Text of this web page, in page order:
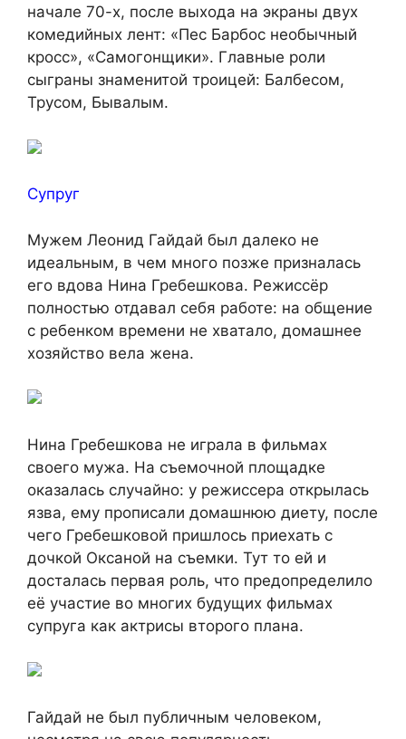
начале 70-х, после выхода на экраны двух
комедийных лент: «Пес Барбос необычный
кросс», «Самогонщики». Главные роли
сыграны знаменитой троицей: Балбесом,
Трусом, Бывалым.
Супруг
Мужем Леонид Гайдай был далеко не
идеальным, в чем много позже призналась
его вдова Нина Гребешкова. Режиссёр
полностью отдавал себя работе: на общение
с ребенком времени не хватало, домашнее
хозяйство вела жена.
Нина Гребешкова не играла в фильмах
своего мужа. На съемочной площадке
оказалась случайно: у режиссера открылась
язва, ему прописали домашнюю диету, после
чего Гребешковой пришлось приехать с
дочкой Оксаной на съемки. Тут то ей и
досталась первая роль, что предопределило
её участие во многих будущих фильмах
супруга как актрисы второго плана.
Гайдай не был публичным человеком,